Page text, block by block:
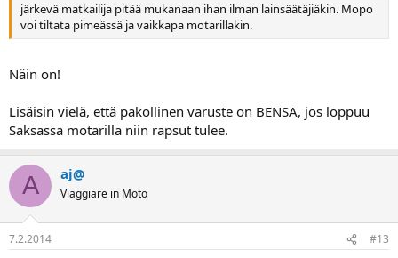
järkevä matkailija pitää mukanaan ihan ilman lainsäätäjiäkin. Mopo
voi tiltata pimeässä ja vaikkapa motarillakin.
Näin on!
Lisäisin vielä, että pakollinen varuste on BENSA, jos loppuu
Saksassa motarilla niin rapsut tulee.
A aj@
Viaggiare in Moto
7.2.2014 #13